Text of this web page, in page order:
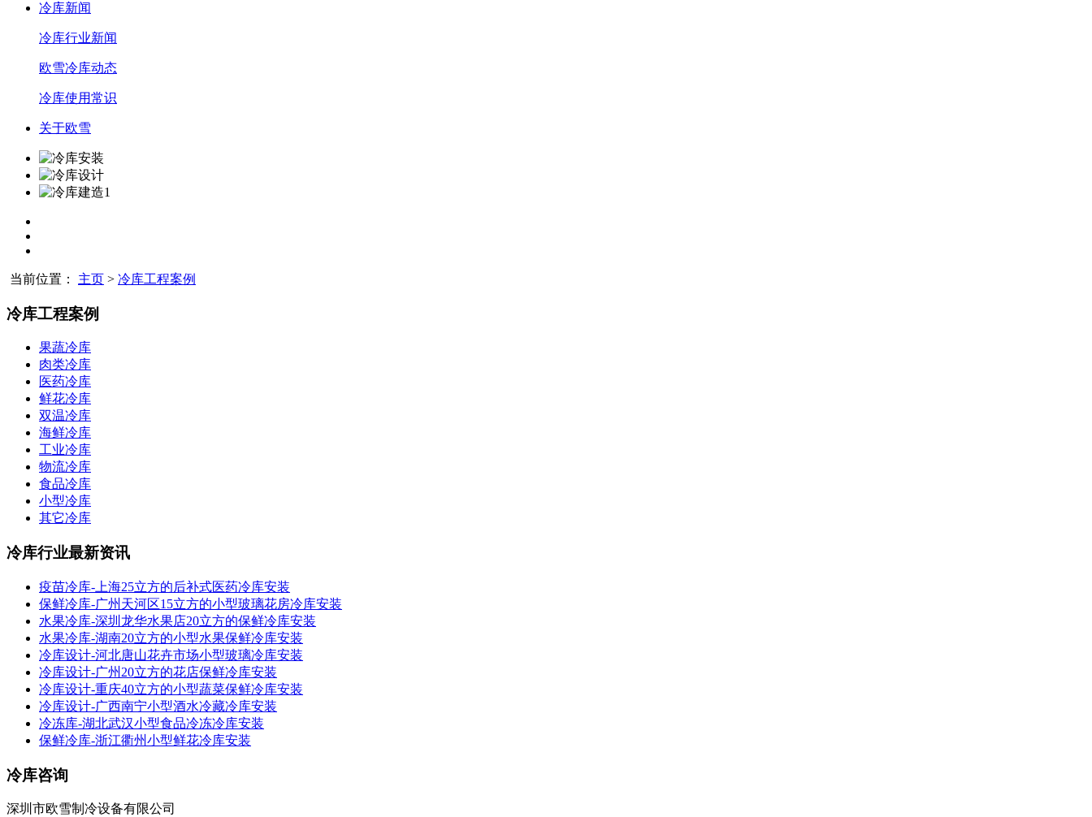
冷库新闻
冷库行业新闻
欧雪冷库动态
冷库使用常识
关于欧雪
当前位置： 主页 > 冷库工程案例
冷库工程案例
果蔬冷库
肉类冷库
医药冷库
鲜花冷库
双温冷库
海鲜冷库
工业冷库
物流冷库
食品冷库
小型冷库
其它冷库
冷库行业最新资讯
疫苗冷库-上海25立方的后补式医药冷库安装
保鲜冷库-广州天河区15立方的小型玻璃花房冷库安装
水果冷库-深圳龙华水果店20立方的保鲜冷库安装
水果冷库-湖南20立方的小型水果保鲜冷库安装
冷库设计-河北唐山花卉市场小型玻璃冷库安装
冷库设计-广州20立方的花店保鲜冷库安装
冷库设计-重庆40立方的小型蔬菜保鲜冷库安装
冷库设计-广西南宁小型酒水冷藏冷库安装
冷冻库-湖北武汉小型食品冷冻冷库安装
保鲜冷库-浙江衢州小型鲜花冷库安装
冷库咨询
深圳市欧雪制冷设备有限公司